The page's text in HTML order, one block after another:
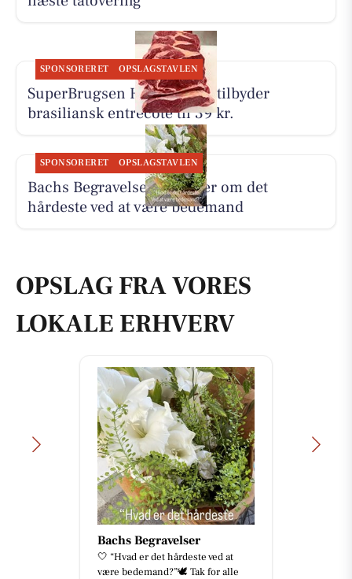
SPONSORERET OPSLAGSTAVLEN
SuperBrugsen Hammerum tilbyder
brasiliansk entrecôte til 39 kr.
SPONSORERET OPSLAGSTAVLEN
Bachs Begravelser fortæller om det
hårdeste ved at være bedemand
OPSLAG FRA VORES
LOKALE ERHVERV
Bachs Begravelser
🤍 “Hvad er det hårdeste ved at
være bedemand?”🕊️ Tak for alle